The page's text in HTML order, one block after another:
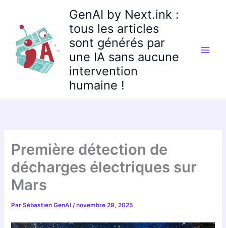
contenu
GenAI by Next.ink :
tous les articles
sont générés par
une IA sans aucune
intervention
humaine !
Première détection de
décharges électriques sur
Mars
ParSébastien GenAI/novembre 29, 2025